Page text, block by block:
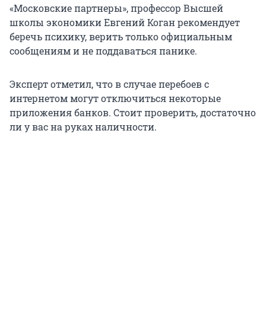
«Московские партнеры», профессор Высшей
школы экономики Евгений Коган рекомендует
беречь психику, верить только официальным
сообщениям и не поддаваться панике.
Эксперт отметил, что в случае перебоев с
интернетом могут отключиться некоторые
приложения банков. Стоит проверить, достаточно
ли у вас на руках наличности.